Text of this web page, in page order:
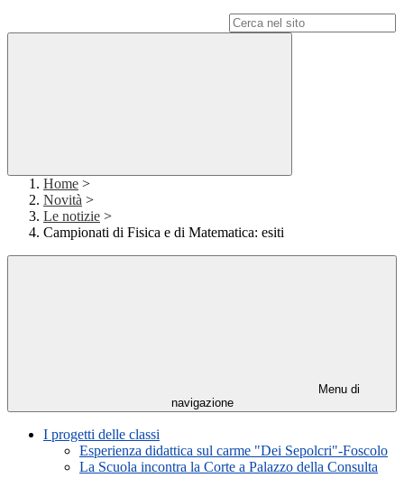
Home >
Novità >
Le notizie >
Campionati di Fisica e di Matematica: esiti
Menu di
navigazione
I progetti delle classi
Esperienza didattica sul carme "Dei Sepolcri"-Foscolo
La Scuola incontra la Corte a Palazzo della Consulta